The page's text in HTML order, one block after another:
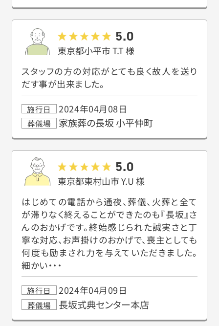
東京都小平市T.T様
5.0
施行日 2024年04月08日
スタッフの方の対応がとても良く故人を送り
だす事が出来ました。
葬儀場 家族葬の長坂 小平仲町
東京都東村山市Y.U様
5.0
施行日 2024年04月09日
はじめての電話から通夜、葬儀、火葬と全て
が滞りなく終えることができたのも『長坂』さ
んのおかげです。終始感じられた誠実さと丁
寧な対応、お声掛けのおかげで、喪主としても
何度も励まされ力を与えていただきました。
細かい・・・
葬儀場 長坂式典センター本店